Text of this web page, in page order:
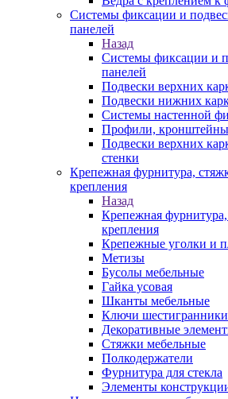
Системы фиксации и
панелей
Назад
Системы фиксации и
панелей
Подвески верхних
Подвески нижних
Системы настенной
Профили, кронштейны
Подвески верхних
стенки
Крепежная фурнитура,
крепления
Назад
Крепежная
крепления
Крепежные уголки и
Метизы
Бусолы мебельные
Гайка усовая
Шканты мебельные
Ключи шестигранники
Декоративные
Стяжки мебельные
Полкодержатели
Фурнитура для стекла
Элементы